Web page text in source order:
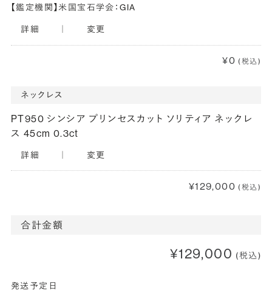
【鑑定機関】米国宝石学会：GIA
詳細 変更
¥0 (税込)
ネックレス
PT950 シンシア プリンセスカット ソリティア ネックレ
ス 45cm 0.3ct
詳細 変更
¥129,000 (税込)
合計金額
¥129,000 (税込)
発送予定日